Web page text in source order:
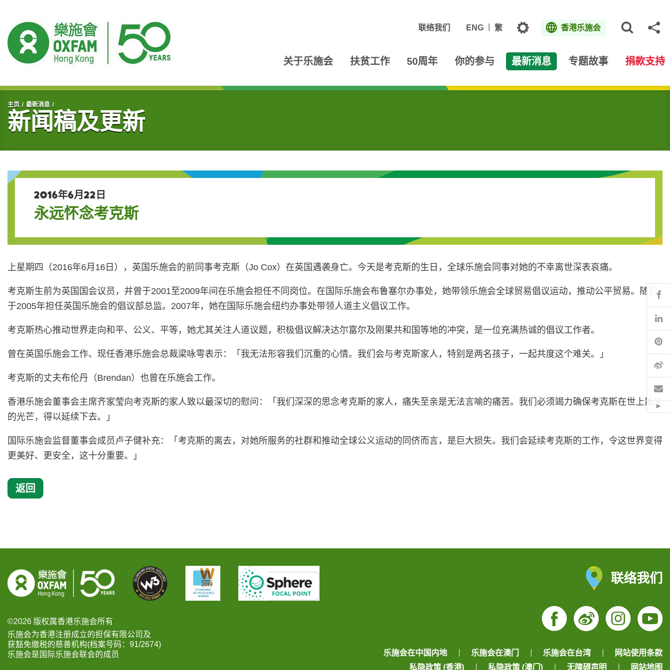
联络我们 ENG 繁 主题 香港乐施会
关于乐施会 扶贫工作 50周年 你的参与 最新消息 专题故事 捐款支持
开始主要内容
主页 最新消息
新闻稿及更新
2016年6月22日
永远怀念考克斯
上星期四（2016年6月16日），英国乐施会的前同事考克斯（Jo Cox）在英国遇袭身亡。今天是考克斯的生日，全球乐施会同事对她的不幸离世深表哀痛。
考克斯生前为英国国会议员，并曾于2001至2009年间在乐施会担任不同岗位。在国际乐施会布鲁塞尔办事处，她带领乐施会全球贸易倡议运动，推动公平贸易。随后
于2005年担任英国乐施会的倡议部总监。2007年，她在国际乐施会纽约办事处带领人道主义倡议工作。
考克斯热心推动世界走向和平、公义、平等，她尤其关注人道议题，积极倡议解决达尔富尔及刚果共和国等地的冲突，是一位充满热诚的倡议工作者。
曾在英国乐施会工作、现任香港乐施会总裁梁咏雩表示：「我无法形容我们沉重的心情。我们会与考克斯家人，特别是两名孩子，一起共度这个难关。」
考克斯的丈夫布伦丹（Brendan）也曾在乐施会工作。
香港乐施会董事会主席齐家莹向考克斯的家人致以最深切的慰问：「我们深深的思念考克斯的家人，痛失至亲是无法言喻的痛苦。我们必须竭力确保考克斯在世上散发
的光芒，得以延续下去。」
国际乐施会监督董事会成员卢子健补充：「考克斯的离去，对她所服务的社群和推动全球公义运动的同侪而言，是巨大损失。我们会延续考克斯的工作，令这世界变得
更美好、更安全，这十分重要。」
返回
©2026 版权属香港乐施会所有
乐施会为香港注册成立的担保有限公司及
获豁免缴税的慈善机构(档案号码：91/2674)
乐施会是国际乐施会联会的成员
联络我们
Facebook
Weibo
乐施会在中国内地 乐施会在澳门 乐施会在台湾
网站使用条款
私隐政策 (香港)
私隐政策 (澳门) 无障碍声明 网站地图